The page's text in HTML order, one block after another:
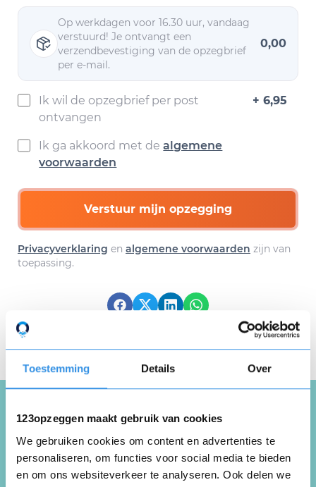
Toestemming Details Over
123opzeggen maakt gebruik van cookies
We gebruiken cookies om content en advertenties te
personaliseren, om functies voor social media te bieden
en om ons websiteverkeer te analyseren. Ook delen we
Op werkdagen voor 16.30 uur, vandaag
verstuurd! Je ontvangt een
verzendbevestiging van de opzegbrief
per e-mail.
0,00
Ik wil de opzegbrief per post
ontvangen
+ 6,95
Ik ga akkoord met dealgemene
voorwaarden
Verstuur mijn opzegging
Privacyverklaring en algemene voorwaarden zijn van
toepassing.
Schrijf een review over
Sports Motivated Results